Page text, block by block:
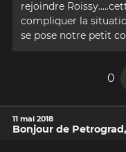
rejoindre
compliquer la
se pose notre petit
0
11 mai 2018
Bonjour de